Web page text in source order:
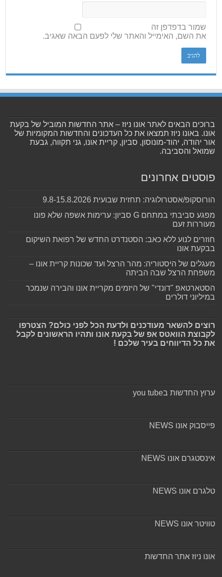
שמור בדפדפן זה
את השם, האימייל והאתר שלי לפעם הבאה שאגיב.
ברוכים הבאים לאתר אונו ניוז – אתר החדשות המוביל של בקעת
אונו. באונו ניוז תמצאו את כל העדכונים והחדשות המקומיות של
אור יהודה, יהוד-מונוסון, סביון, קריית אונו, גני תקווה, גבעת
שמואל והסביבה.
פוסטים אחרונים
הורוסקופ/אסטרולוגיה: תחזית שבועית 9.8-15.8.2026
מפגע סביבתי במתחם G סביון: ערימות אשפה שלא פונו
מעוררות זעם
חוזרים לנוע ללא כאב: הסטנדרט החדש של רפואת השיקום
בבקעת אונו
מעגלים של היסטוריה: מהר הרצל ועד שכונות קריית אונו –
משפחת הרצל שבה הביתה
הסטארטאפ "דונדי" של היזמים מקריית אונו והבירה שנמכר
במיליוני דולרים
רוצים להשאר מעודכנים ולדעת הכל לפני כולם? הצטרפו
לקבוצת הוואטס אפ של בקעת אונו ותהיו הראשונים לקבל
את כל הדיווחים בעיר שלכם !
ערוץ החדשות בyou tube
פייסבוק אונו NEWS
אינסטגרם אונו NEWS
טלגרם אונו NEWS
טוויטר אונו NEWS
אונו ניוז אתר החדשות